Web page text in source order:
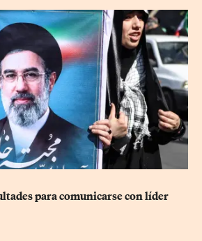
para comunicarse con líder